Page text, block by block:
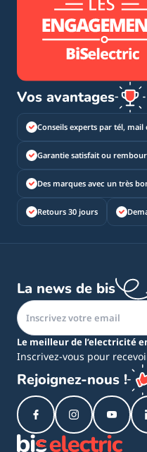
Vos avantages
Conseils experts par tél, mail
Garantie satisfait ou
Des marques avec un très
Retours 30 jours
La news de bis
Le meilleur de l’electricité
Inscrivez-vous pour
Rejoignez-nous !